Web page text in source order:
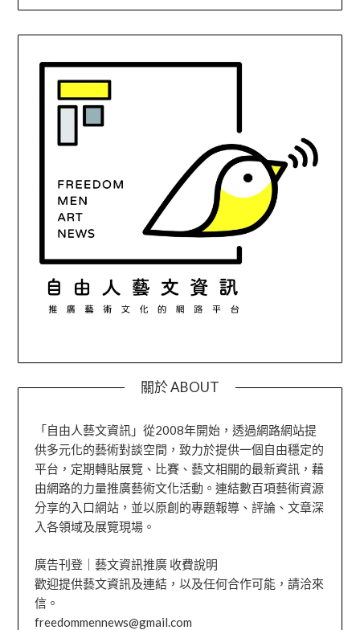
關於 ABOUT
「自由人藝文資訊」從2008年開始，透過網路網站提
供多元化的藝術對談空間，致力於提供一個自由穩定的
平台，定期轉貼展覽、比賽、藝文相關的最新資訊，藉
由網路的力量推廣藝術文化活動。連結數百項藝術資源
分享的入口網站，並以原創的專題報導、評論、文章深
入各領域及展覽現場。
廣告刊登｜藝文資訊推廣 收費說明
歡迎提供藝文資訊及連結，以及任何合作可能，請洽來
信。
freedommennews@gmail.com